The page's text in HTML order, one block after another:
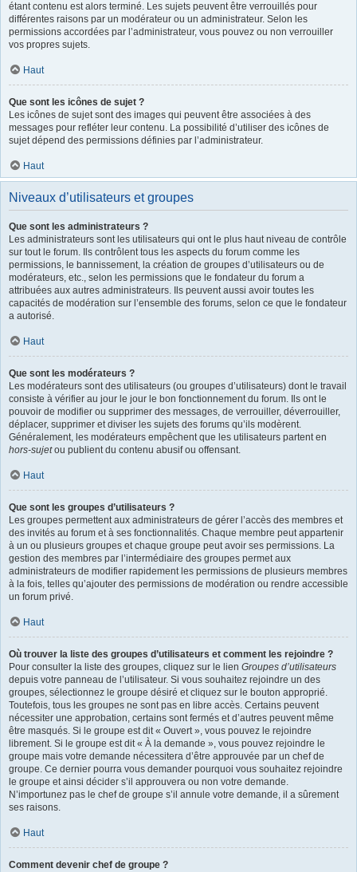
étant contenu est alors terminé. Les sujets peuvent être verrouillés pour
différentes raisons par un modérateur ou un administrateur. Selon les
permissions accordées par l’administrateur, vous pouvez ou non verrouiller
vos propres sujets.
Haut
Que sont les icônes de sujet ?
Les icônes de sujet sont des images qui peuvent être associées à des
messages pour refléter leur contenu. La possibilité d’utiliser des icônes de
sujet dépend des permissions définies par l’administrateur.
Haut
Niveaux d’utilisateurs et groupes
Que sont les administrateurs ?
Les administrateurs sont les utilisateurs qui ont le plus haut niveau de contrôle
sur tout le forum. Ils contrôlent tous les aspects du forum comme les
permissions, le bannissement, la création de groupes d’utilisateurs ou de
modérateurs, etc., selon les permissions que le fondateur du forum a
attribuées aux autres administrateurs. Ils peuvent aussi avoir toutes les
capacités de modération sur l’ensemble des forums, selon ce que le fondateur
a autorisé.
Haut
Que sont les modérateurs ?
Les modérateurs sont des utilisateurs (ou groupes d’utilisateurs) dont le travail
consiste à vérifier au jour le jour le bon fonctionnement du forum. Ils ont le
pouvoir de modifier ou supprimer des messages, de verrouiller, déverrouiller,
déplacer, supprimer et diviser les sujets des forums qu’ils modèrent.
Généralement, les modérateurs empêchent que les utilisateurs partent en
hors-sujetou publient du contenu abusif ou offensant.
Haut
Que sont les groupes d’utilisateurs ?
Les groupes permettent aux administrateurs de gérer l’accès des membres et
des invités au forum et à ses fonctionnalités. Chaque membre peut appartenir
à un ou plusieurs groupes et chaque groupe peut avoir ses permissions. La
gestion des membres par l’intermédiaire des groupes permet aux
administrateurs de modifier rapidement les permissions de plusieurs membres
à la fois, telles qu’ajouter des permissions de modération ou rendre accessible
un forum privé.
Haut
Où trouver la liste des groupes d’utilisateurs et comment les rejoindre ?
Pour consulter la liste des groupes, cliquez sur le lien Groupes d’utilisateurs
depuis votre panneau de l’utilisateur. Si vous souhaitez rejoindre un des
groupes, sélectionnez le groupe désiré et cliquez sur le bouton approprié.
Toutefois, tous les groupes ne sont pas en libre accès. Certains peuvent
nécessiter une approbation, certains sont fermés et d’autres peuvent même
être masqués. Si le groupe est dit « Ouvert », vous pouvez le rejoindre
librement. Si le groupe est dit « À la demande », vous pouvez rejoindre le
groupe mais votre demande nécessitera d’être approuvée par un chef de
groupe. Ce dernier pourra vous demander pourquoi vous souhaitez rejoindre
le groupe et ainsi décider s’il approuvera ou non votre demande.
N’importunez pas le chef de groupe s’il annule votre demande, il a sûrement
ses raisons.
Haut
Comment devenir chef de groupe ?